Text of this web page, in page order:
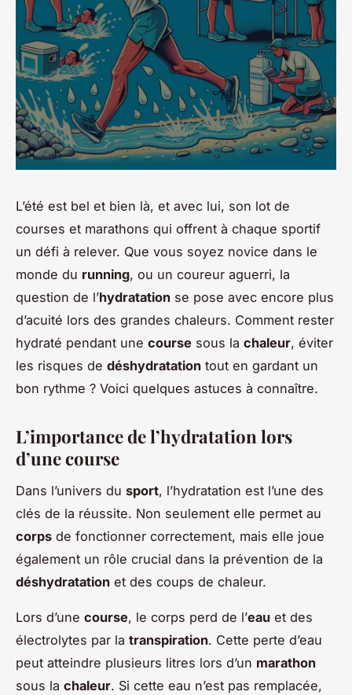
L’été est bel et bien là, et avec lui, son lot de
courses et marathons qui offrent à chaque sportif
un défi à relever. Que vous soyez novice dans le
monde du running, ou un coureur aguerri, la
question de l’hydratation se pose avec encore plus
d’acuité lors des grandes chaleurs. Comment rester
hydraté pendant une course sous la chaleur, éviter
les risques de déshydratation tout en gardant un
bon rythme ? Voici quelques astuces à connaître.
L’importance de l’hydratation lors
d’une course
Dans l’univers du sport, l’hydratation est l’une des
clés de la réussite. Non seulement elle permet au
corps de fonctionner correctement, mais elle joue
également un rôle crucial dans la prévention de la
déshydratation et des coups de chaleur.
Lors d’une course, le corps perd de l’eau et des
électrolytes par la transpiration. Cette perte d’eau
peut atteindre plusieurs litres lors d’un marathon
sous la chaleur. Si cette eau n’est pas remplacée,